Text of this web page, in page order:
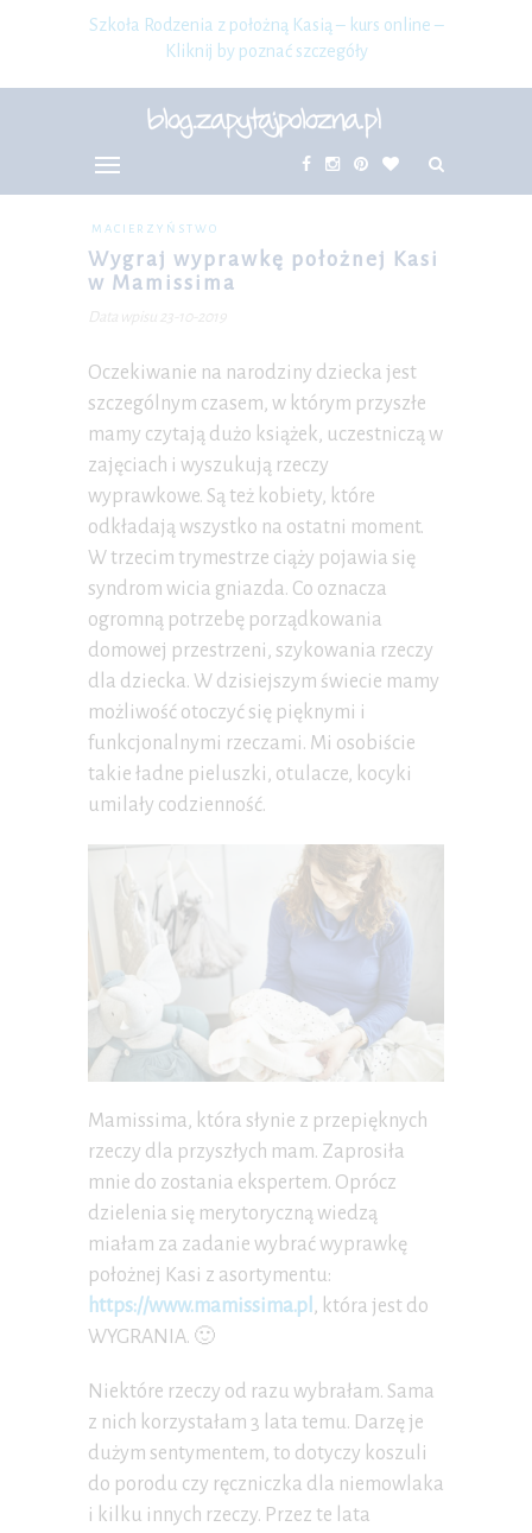
Szkoła Rodzenia z położną Kasią – kurs online –
Kliknij by poznać szczegóły
MACIERZYŃSTWO
Wygraj wyprawkę położnej Kasi
w Mamissima
Data wpisu 23-10-2019
Oczekiwanie na narodziny dziecka jest
szczególnym czasem, w którym przyszłe
mamy czytają dużo książek, uczestniczą w
zajęciach i wyszukują rzeczy
wyprawkowe. Są też kobiety, które
odkładają wszystko na ostatni moment.
W trzecim trymestrze ciąży pojawia się
syndrom wicia gniazda. Co oznacza
ogromną potrzebę porządkowania
domowej przestrzeni, szykowania rzeczy
dla dziecka. W dzisiejszym świecie mamy
możliwość otoczyć się pięknymi i
funkcjonalnymi rzeczami. Mi osobiście
takie ładne pieluszki, otulacze, kocyki
umilały codzienność.
Mamissima, która słynie z przepięknych
rzeczy dla przyszłych mam. Zaprosiła
mnie do zostania ekspertem. Oprócz
dzielenia się merytoryczną wiedzą
miałam za zadanie wybrać wyprawkę
położnej Kasi z asortymentu:
https://www.mamissima.pl , która jest do
WYGRANIA. 🙂
Niektóre rzeczy od razu wybrałam. Sama
z nich korzystałam 3 lata temu. Darzę je
dużym sentymentem, to dotyczy koszuli
do porodu czy ręczniczka dla niemowlaka
i kilku innych rzeczy. Przez te lata